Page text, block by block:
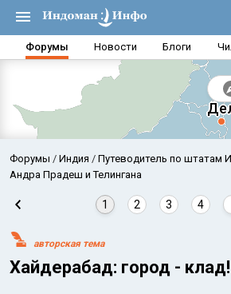
Форумы Новости Блоги
Форумы Индия Путеводитель по штатам
Андра Прадеш и Телингана
1 2 3 4
авторская тема
Хайдерабад: город - клад!